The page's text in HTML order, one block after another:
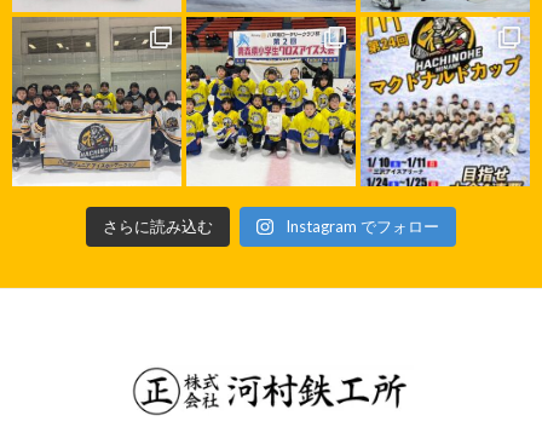
さらに読み込む Instagram でフォロー